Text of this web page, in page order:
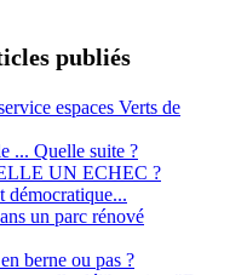
publiés
espaces Verts de
... Quelle suite ?
UN ECHEC ?
démocratique...
un parc rénové
berne ou pas ?